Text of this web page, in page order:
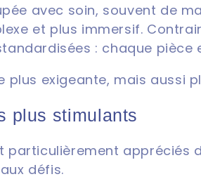
avec soin, souvent de
et plus immersif.
: chaque pièce
plus exigeante, mais aussi
plus stimulants
particulièrement appréciés
défis.